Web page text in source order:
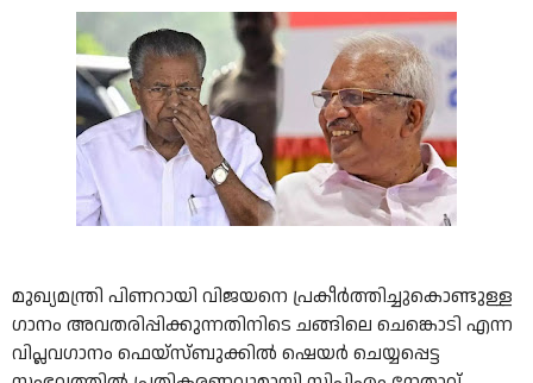
മുഖ്യമന്ത്രി പിണറായി വിജയനെ പ്രകീർത്തിച്ചുകൊണ്ടുള്ള
ഗാനം അവതരിപ്പിക്കുന്നതിനിടെ ചങ്ങിലെ ചെങ്കൊടി എന്ന
വിപ്ലവഗാനം ഫെയ്‌സ്ബുക്കിൽ ഷെയർ ചെയ്യപ്പെട്ട